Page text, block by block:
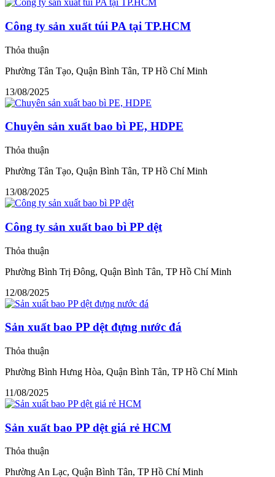
Công ty sản xuất túi PA tại TP.HCM
Thỏa thuận
Phường Tân Tạo, Quận Bình Tân, TP Hồ Chí Minh
13/08/2025
Chuyên sản xuất bao bì PE, HDPE
Thỏa thuận
Phường Tân Tạo, Quận Bình Tân, TP Hồ Chí Minh
13/08/2025
Công ty sản xuất bao bì PP dệt
Thỏa thuận
Phường Bình Trị Đông, Quận Bình Tân, TP Hồ Chí Minh
12/08/2025
Sản xuất bao PP dệt đựng nước đá
Thỏa thuận
Phường Bình Hưng Hòa, Quận Bình Tân, TP Hồ Chí Minh
11/08/2025
Sản xuất bao PP dệt giá rẻ HCM
Thỏa thuận
Phường An Lạc, Quận Bình Tân, TP Hồ Chí Minh